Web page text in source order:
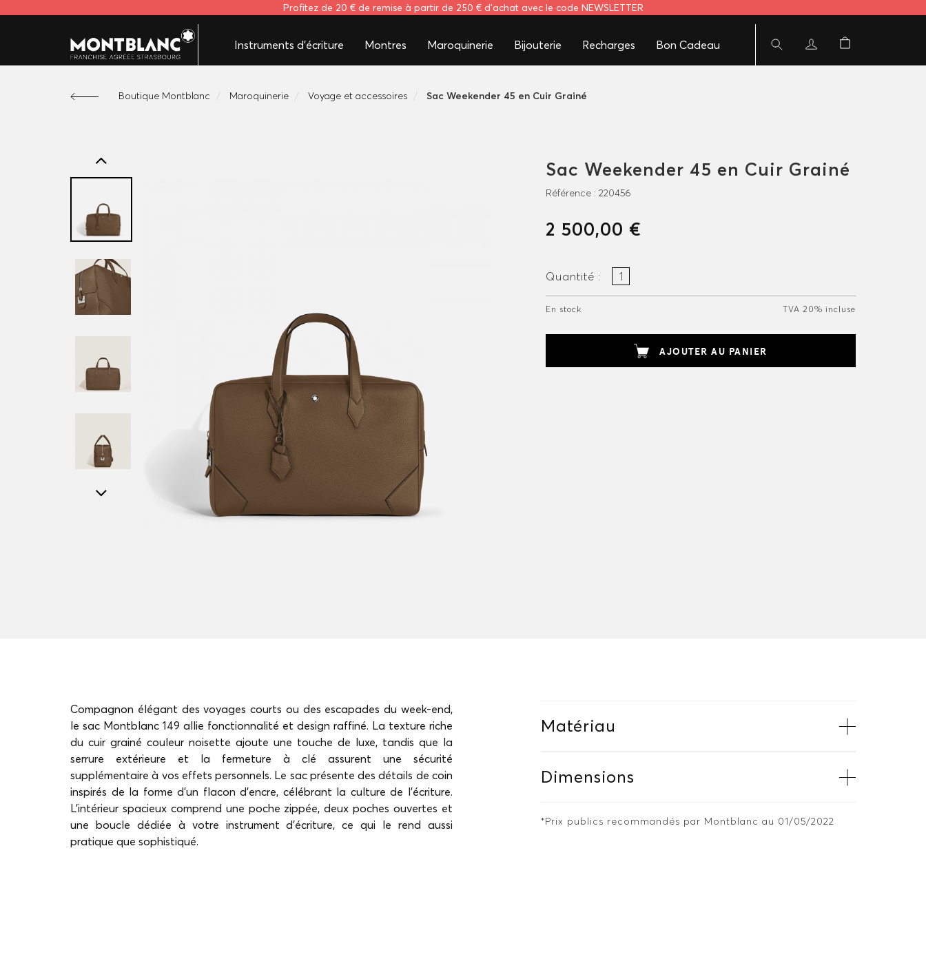
Profitez de 20 € de remise à partir de 250 € d'achat avec le code NEWSLETTER
Instruments d'écriture Montres Maroquinerie Bijouterie Recharges Bon Cadeau
Boutique Montblanc Maroquinerie Voyage et accessoires Sac Weekender 45 en Cuir Grainé
Sac Weekender 45 en Cuir Grainé
Référence : 220456
2 500,00 €
Quantité :
En stock TVA 20% incluse
AJOUTER AU PANIER
Compagnon élégant des voyages courts ou des escapades du week-end,
le sac Montblanc 149 allie fonctionnalité et design raffiné. La texture riche
du cuir grainé couleur noisette ajoute une touche de luxe, tandis que la
serrure extérieure et la fermeture à clé assurent une sécurité
supplémentaire à vos effets personnels. Le sac présente des détails de coin
inspirés de la forme d'un flacon d'encre, célébrant la culture de l'écriture.
L'intérieur spacieux comprend une poche zippée, deux poches ouvertes et
une boucle dédiée à votre instrument d'écriture, ce qui le rend aussi
pratique que sophistiqué.
Matériau
Dimensions
*Prix publics recommandés par Montblanc au 01/05/2022